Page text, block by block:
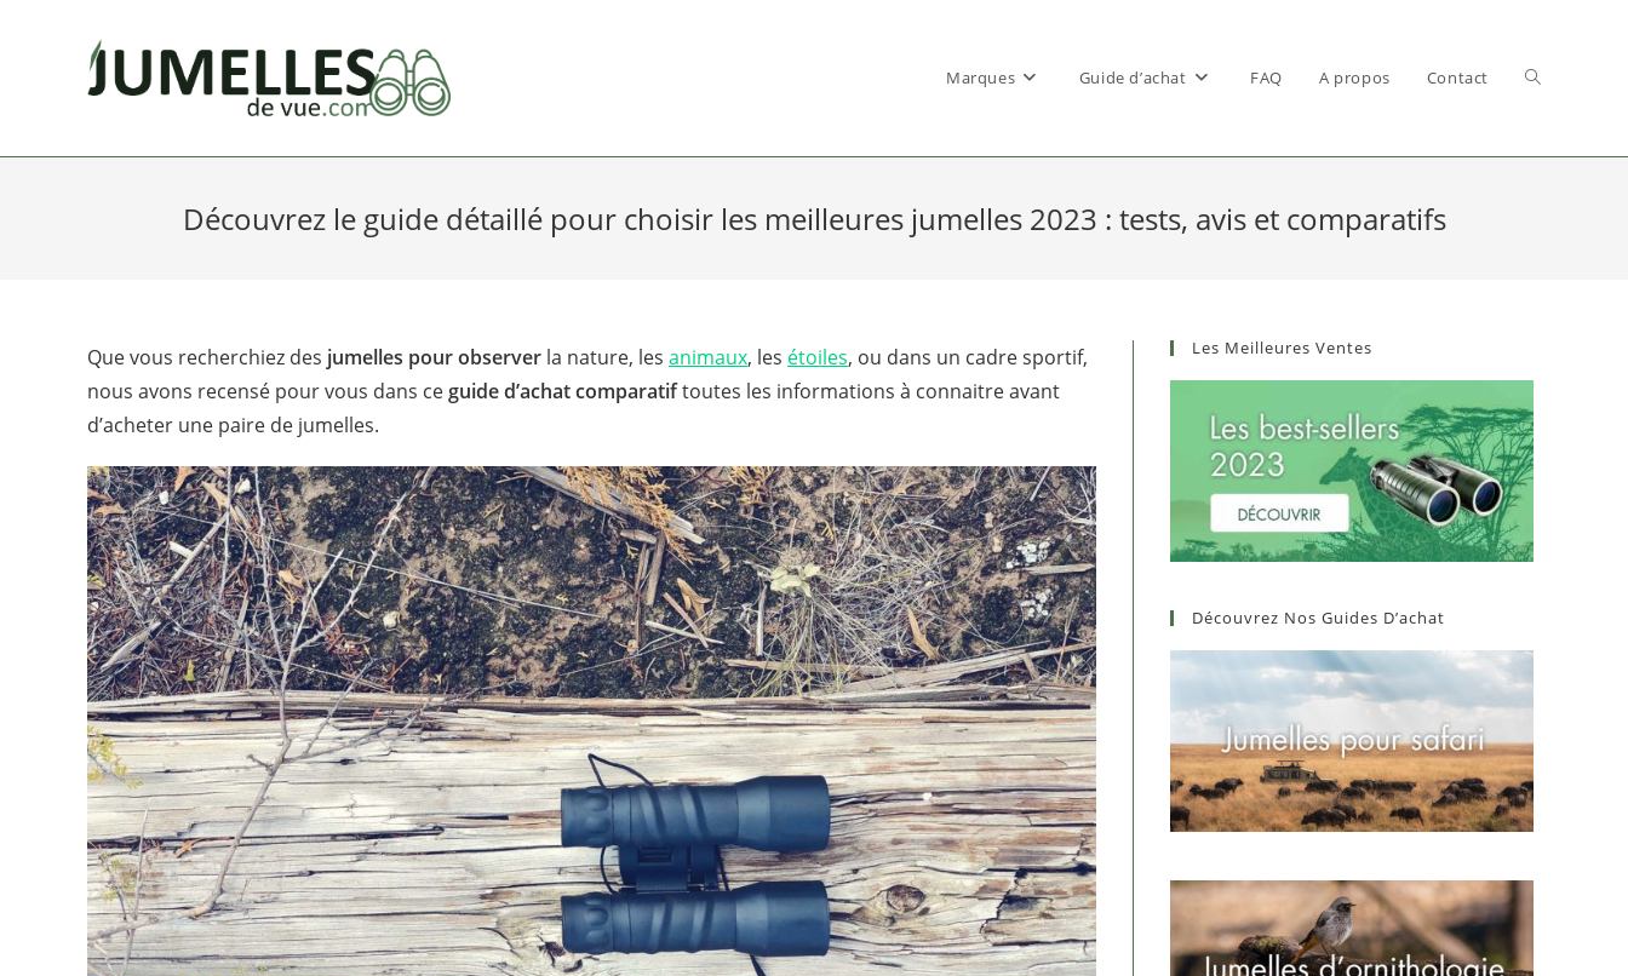
Marques Guide d’achat FAQ A propos Contact Toggle
Découvrez le guide détaillé pour choisir les meilleures jumelles 2023 : tests, avis et comparatifs
Que vous recherchiez des jumelles pour observer la nature, les animaux, les étoiles, ou dans un cadre sportif,
nous avons recensé pour vous dans ceguide d’achat comparatiftoutes les informations à connaitre avant
d’acheter une paire de jumelles.
Les Meilleures Ventes
Découvrez Nos Guides D’achat